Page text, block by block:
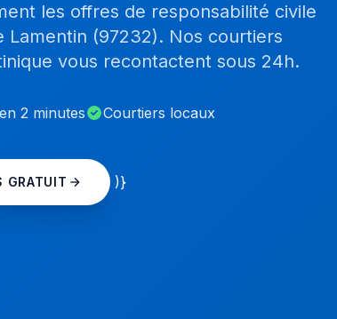
les offres de responsabilité civile
Lamentin (97232). Nos courtiers
vous recontactent sous 24h.
2 minutes Courtiers locaux
GRATUIT )}